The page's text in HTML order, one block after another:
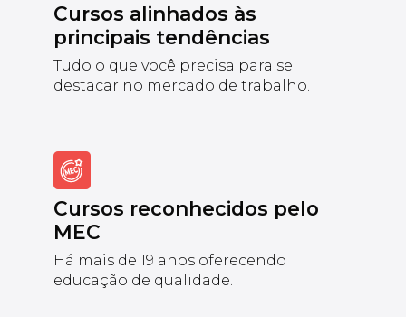
Cursos alinhados às
principais tendências
Tudo o que você precisa para se
destacar no mercado de trabalho.
Cursos reconhecidos pelo
MEC
Há mais de 19 anos oferecendo
educação de qualidade.